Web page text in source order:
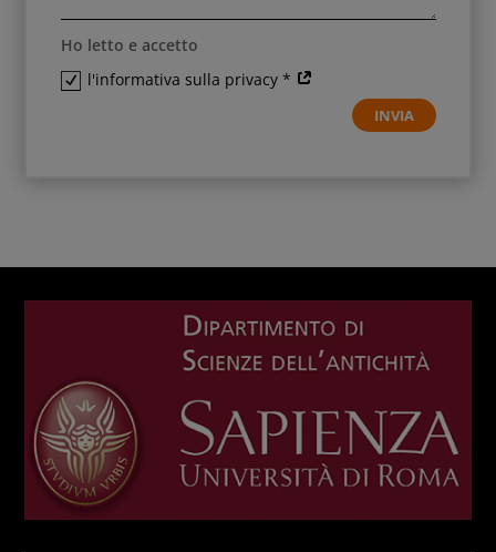
Ho letto e accetto
l'informativa sulla privacy *
INVIA